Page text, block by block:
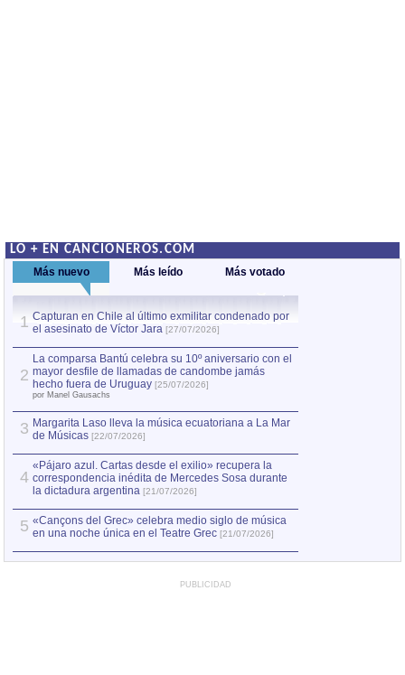
LO + EN CANCIONEROS.COM
Más nuevo Más leído Más votado
1 Capturan en Chile al último exmilitar condenado por
el asesinato de Víctor Jara [27/07/2026]
2
La comparsa Bantú celebra su 10º aniversario con el
mayor desfile de llamadas de candombe jamás
hecho fuera de Uruguay [25/07/2026]
por Manel Gausachs
3 Margarita Laso lleva la música ecuatoriana a La Mar
de Músicas [22/07/2026]
4
«Pájaro azul. Cartas desde el exilio» recupera la
correspondencia inédita de Mercedes Sosa durante
la dictadura argentina [21/07/2026]
5 «Cançons del Grec» celebra medio siglo de música
en una noche única en el Teatre Grec [21/07/2026]
PUBLICIDAD